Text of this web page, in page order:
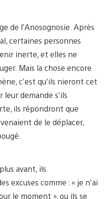
de l’Anosognosie. Après
certaines personnes
inerte, et elles ne
Mais la chose encore
c’est qu’ils nieront cet
demande s’ils
ils répondront que
de le déplacer,
avant, ils
excuses comme : « je n’ai
le moment », ou ils se